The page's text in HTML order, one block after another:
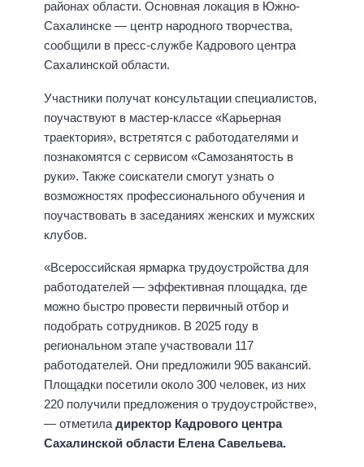
районах области. Основная локация в Южно-
Сахалинске — центр народного творчества,
сообщили в пресс-службе Кадрового центра
Сахалинской области.
Участники получат консультации специалистов,
поучаствуют в мастер-классе «Карьерная
траектория», встретятся с работодателями и
познакомятся с сервисом «Самозанятость в
руки». Также соискатели смогут узнать о
возможностях профессионального обучения и
поучаствовать в заседаниях женских и мужских
клубов.
«Всероссийская ярмарка трудоустройства для
работодателей — эффективная площадка, где
можно быстро провести первичный отбор и
подобрать сотрудников. В 2025 году в
региональном этапе участвовали 117
работодателей. Они предложили 905 вакансий.
Площадки посетили около 300 человек, из них
220 получили предложения о трудоустройстве»,
— отметиладиректор Кадрового центра
Сахалинской области Елена Савельева.